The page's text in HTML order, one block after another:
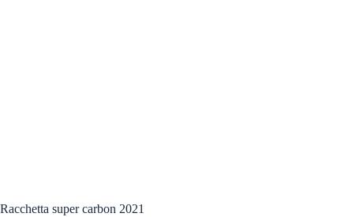
Racchetta super carbon 2021